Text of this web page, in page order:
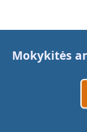
Mokykitės